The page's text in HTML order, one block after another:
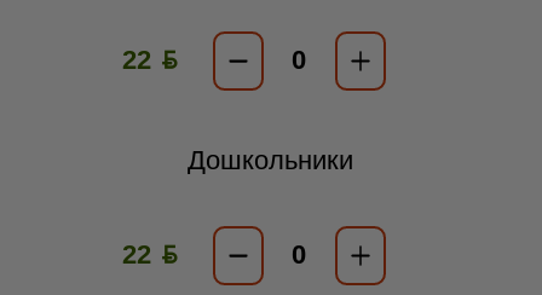
22 ƃ
Дошкольники
22 ƃ